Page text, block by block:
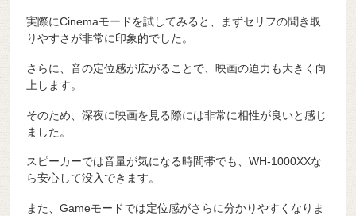
実際にCinemaモードを試してみると、まずセリフの聞き取
りやすさが非常に印象的でした。
さらに、音の定位感が広がることで、映画の迫力も大きく向
上します。
そのため、深夜に映画を見る際には非常に相性が良いと感じ
ました。
スピーカーでは音量が気になる時間帯でも、WH-1000XXな
ら安心して没入できます。
また、Gameモードでは定位感がさらに分かりやすくなりま